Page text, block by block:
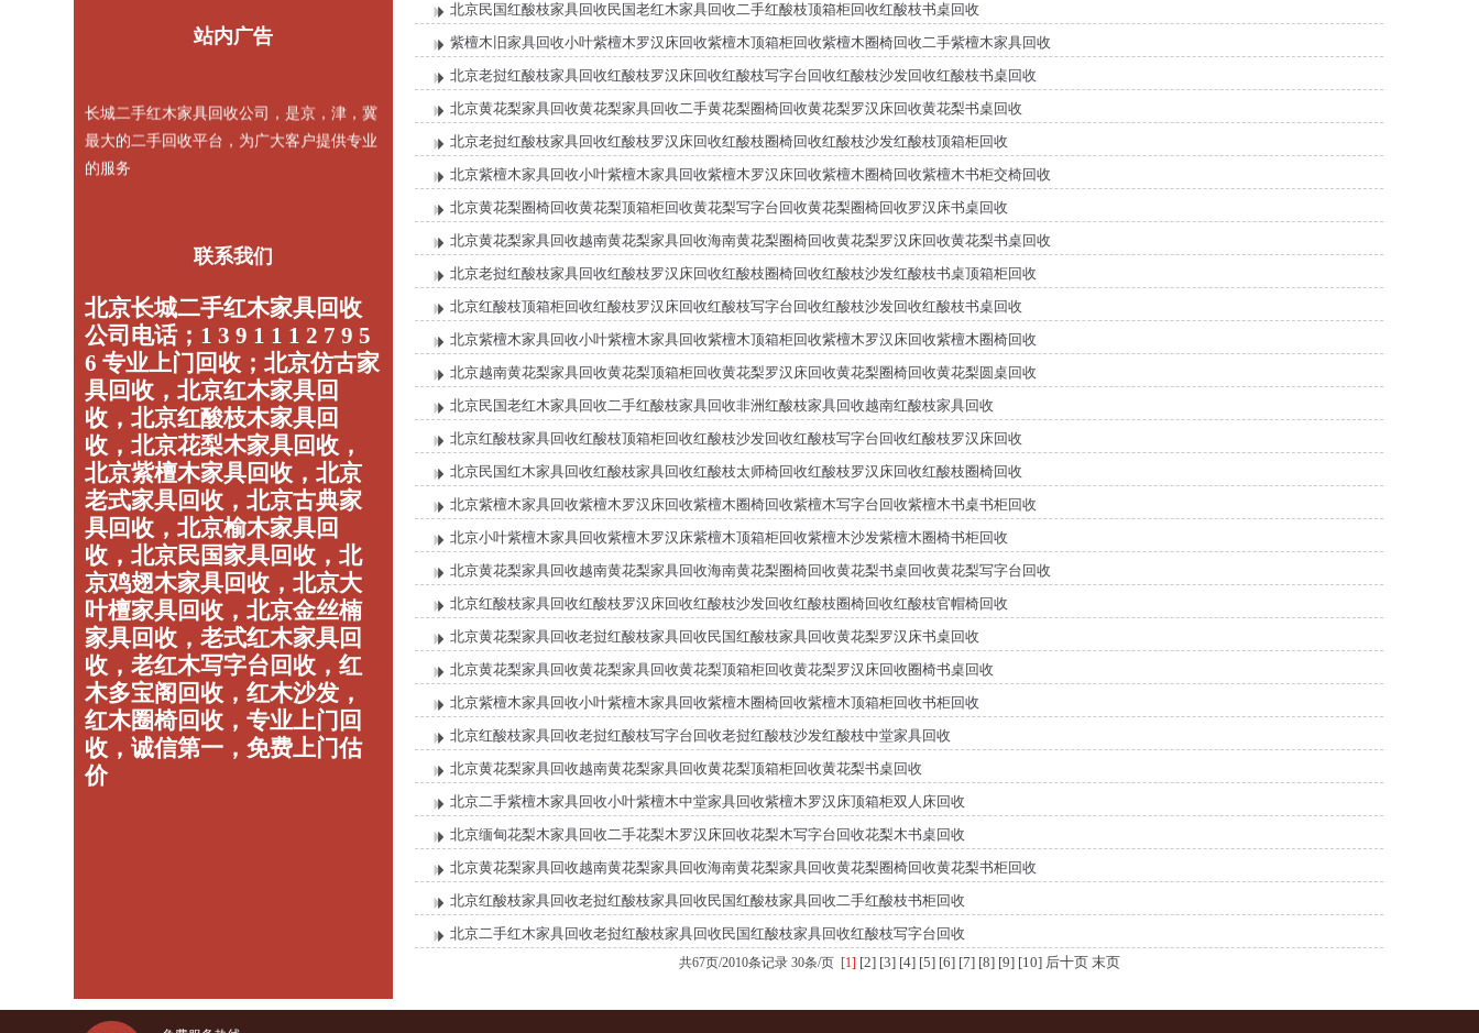
站内广告
长城二手红木家具回收公司，是京，津，冀
最大的二手回收平台，为广大客户提供专业
的服务
联系我们
北京长城二手红木家具回收
公司电话；1 3 9 1 1 1 2 7 9 5
6 专业上门回收；北京仿古家
具回收，北京红木家具回
收，北京红酸枝木家具回
收，北京花梨木家具回收，
北京紫檀木家具回收，北京
老式家具回收，北京古典家
具回收，北京榆木家具回
收，北京民国家具回收，北
京鸡翅木家具回收，北京大
叶檀家具回收，北京金丝楠
家具回收，老式红木家具回
收，老红木写字台回收，红
木多宝阁回收，红木沙发，
红木圈椅回收，专业上门回
收，诚信第一，免费上门估
价
北京民国红酸枝家具回收民国老红木家具回收二手红酸枝顶箱柜回收红酸枝书桌回收
紫檀木旧家具回收小叶紫檀木罗汉床回收紫檀木顶箱柜回收紫檀木圈椅回收二手紫檀木家具回收
北京老挝红酸枝家具回收红酸枝罗汉床回收红酸枝写字台回收红酸枝沙发回收红酸枝书桌回收
北京黄花梨家具回收黄花梨家具回收二手黄花梨圈椅回收黄花梨罗汉床回收黄花梨书桌回收
北京老挝红酸枝家具回收红酸枝罗汉床回收红酸枝圈椅回收红酸枝沙发红酸枝顶箱柜回收
北京紫檀木家具回收小叶紫檀木家具回收紫檀木罗汉床回收紫檀木圈椅回收紫檀木书柜交椅回收
北京黄花梨圈椅回收黄花梨顶箱柜回收黄花梨写字台回收黄花梨圈椅回收罗汉床书桌回收
北京黄花梨家具回收越南黄花梨家具回收海南黄花梨圈椅回收黄花梨罗汉床回收黄花梨书桌回收
北京老挝红酸枝家具回收红酸枝罗汉床回收红酸枝圈椅回收红酸枝沙发红酸枝书桌顶箱柜回收
北京红酸枝顶箱柜回收红酸枝罗汉床回收红酸枝写字台回收红酸枝沙发回收红酸枝书桌回收
北京紫檀木家具回收小叶紫檀木家具回收紫檀木顶箱柜回收紫檀木罗汉床回收紫檀木圈椅回收
北京越南黄花梨家具回收黄花梨顶箱柜回收黄花梨罗汉床回收黄花梨圈椅回收黄花梨圆桌回收
北京民国老红木家具回收二手红酸枝家具回收非洲红酸枝家具回收越南红酸枝家具回收
北京红酸枝家具回收红酸枝顶箱柜回收红酸枝沙发回收红酸枝写字台回收红酸枝罗汉床回收
北京民国红木家具回收红酸枝家具回收红酸枝太师椅回收红酸枝罗汉床回收红酸枝圈椅回收
北京紫檀木家具回收紫檀木罗汉床回收紫檀木圈椅回收紫檀木写字台回收紫檀木书桌书柜回收
北京小叶紫檀木家具回收紫檀木罗汉床紫檀木顶箱柜回收紫檀木沙发紫檀木圈椅书柜回收
北京黄花梨家具回收越南黄花梨家具回收海南黄花梨圈椅回收黄花梨书桌回收黄花梨写字台回收
北京红酸枝家具回收红酸枝罗汉床回收红酸枝沙发回收红酸枝圈椅回收红酸枝官帽椅回收
北京黄花梨家具回收老挝红酸枝家具回收民国红酸枝家具回收黄花梨罗汉床书桌回收
北京黄花梨家具回收黄花梨家具回收黄花梨顶箱柜回收黄花梨罗汉床回收圈椅书桌回收
北京紫檀木家具回收小叶紫檀木家具回收紫檀木圈椅回收紫檀木顶箱柜回收书柜回收
北京红酸枝家具回收老挝红酸枝写字台回收老挝红酸枝沙发红酸枝中堂家具回收
北京黄花梨家具回收越南黄花梨家具回收黄花梨顶箱柜回收黄花梨书桌回收
北京二手紫檀木家具回收小叶紫檀木中堂家具回收紫檀木罗汉床顶箱柜双人床回收
北京缅甸花梨木家具回收二手花梨木罗汉床回收花梨木写字台回收花梨木书桌回收
北京黄花梨家具回收越南黄花梨家具回收海南黄花梨家具回收黄花梨圈椅回收黄花梨书柜回收
北京红酸枝家具回收老挝红酸枝家具回收民国红酸枝家具回收二手红酸枝书柜回收
北京二手红木家具回收老挝红酸枝家具回收民国红酸枝家具回收红酸枝写字台回收
共67页/2010条记录 30条/页 [1] [2] [3] [4] [5] [6] [7] [8] [9] [10] 后十页 末页